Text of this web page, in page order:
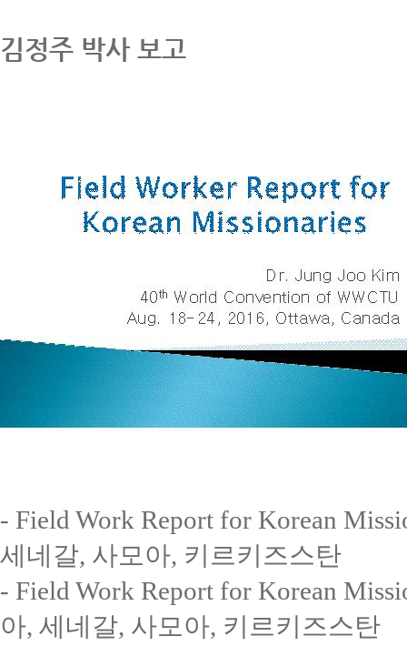
김정주 박사 보고
- Field Work Report for Korean
세네갈, 사모아, 키르키즈스탄
- Field Work Report for Korean
아, 세네갈, 사모아, 키르키즈스탄